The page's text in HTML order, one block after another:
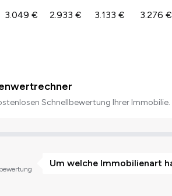
3.049 € 2.933 € 3.133 € 3.276 €
Schnellbewertung Ihrer Immobilie.